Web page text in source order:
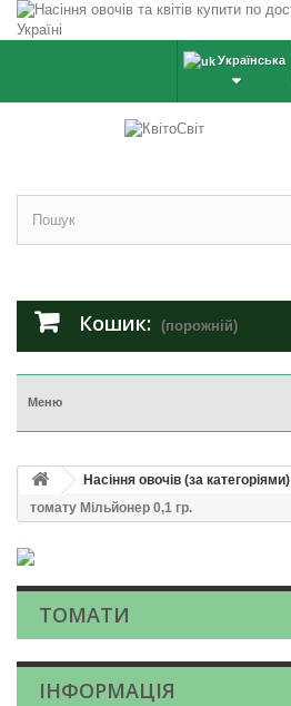
Українська
Кошик: (порожній)
Меню
Насіння овочів (за категоріями)
томату Мiльйонер 0,1 гр.
ТОМАТИ
ІНФОРМАЦІЯ